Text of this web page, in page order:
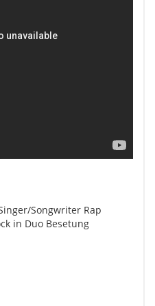
Songwriter Rap
in Duo Besetung